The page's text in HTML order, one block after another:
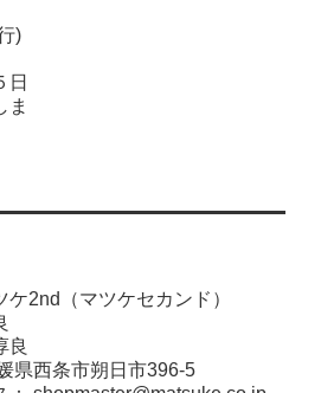
)
日
ま
2nd（マツケセカンド）
良
県西条市朔日市396-5